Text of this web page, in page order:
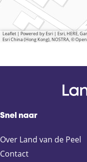
Leaflet | Powered by Esri | Esri, HERE,
Esri China (Hong Kong), NOSTRA, ©
Snel naar
Over Land van de Peel
Contact